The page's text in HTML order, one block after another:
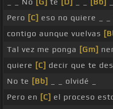
Pero [C] eso no quiere _
contigo aunque vuelvas
Tal vez me ponga [Gm]
quiere [C] decir que te
No te [Bb]
_ _ olvidé _
Pero en [C] el proceso